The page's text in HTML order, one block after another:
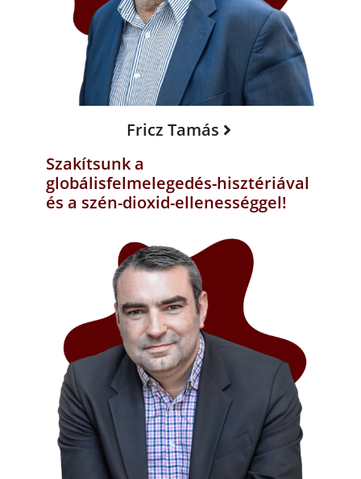
Fricz Tamás
Szakítsunk a
globálisfelmelegedés-hisztériával
és a szén-dioxid-ellenességgel!